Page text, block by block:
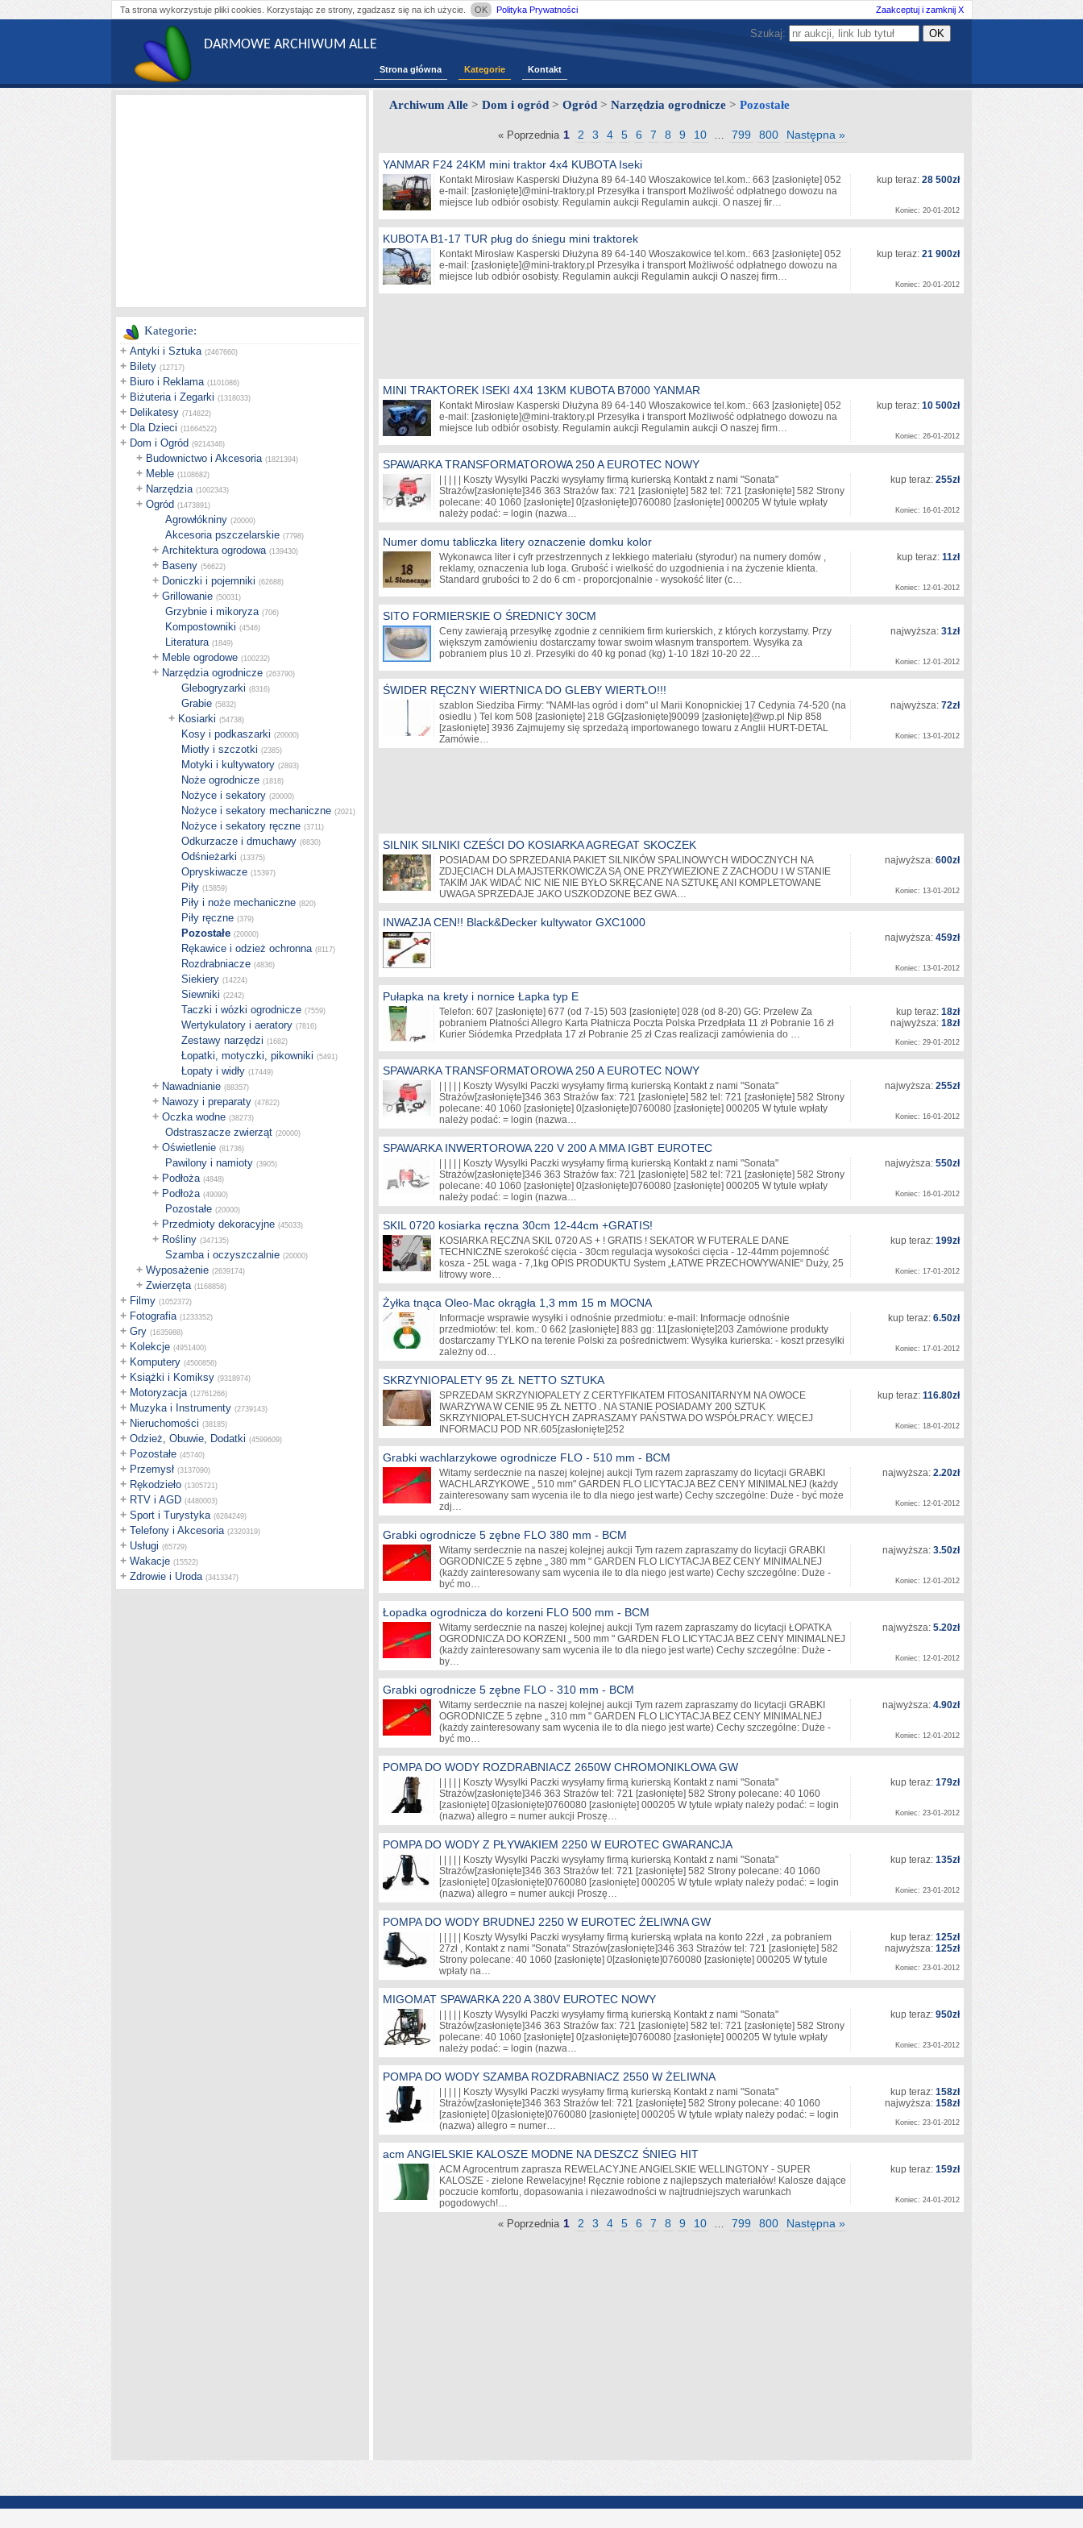
Ta strona wykorzystuje pliki cookies. Korzystając ze strony, zgadzasz się na ich użycie. OK Polityka Prywatności Zaakceptuj i zamknij X
DARMOWE ARCHIWUM ALLE
Strona główna Kategorie Kontakt
Szukaj:
Kategorie:
+ Antyki i Sztuka (2467660)
+ Bilety (12717)
+ Biuro i Reklama (1101086)
+ Biżuteria i Zegarki (1318033)
+ Delikatesy (714822)
+ Dla Dzieci (11664522)
+ Dom i Ogród (9214346)
+ Budownictwo i Akcesoria (1821394)
+ Meble (1108682)
+ Narzędzia (1002343)
+ Ogród (1473891)
Agrowłókniny (20000)
Akcesoria pszczelarskie (7798)
+ Architektura ogrodowa (139430)
+ Baseny (56622)
+ Doniczki i pojemniki (62688)
+ Grillowanie (50031)
Grzybnie i mikoryza (706)
Kompostowniki (4546)
Literatura (1849)
+ Meble ogrodowe (100232)
+ Narzędzia ogrodnicze (263790)
Glebogryzarki (8316)
Grabie (5832)
+ Kosiarki (54738)
Kosy i podkaszarki (20000)
Miotły i szczotki (2385)
Motyki i kultywatory (2893)
Noże ogrodnicze (1818)
Nożyce i sekatory (20000)
Nożyce i sekatory mechaniczne (2021)
Nożyce i sekatory ręczne (3711)
Odkurzacze i dmuchawy (6830)
Odśnieżarki (13375)
Opryskiwacze (15397)
Piły (15859)
Piły i noże mechaniczne (820)
Piły ręczne (379)
Pozostałe (20000)
Rękawice i odzież ochronna (8117)
Rozdrabniacze (4836)
Siekiery (14224)
Siewniki (2242)
Taczki i wózki ogrodnicze (7559)
Wertykulatory i aeratory (7816)
Zestawy narzędzi (1682)
Łopatki, motyczki, pikowniki (5491)
Łopaty i widły (17449)
+ Nawadnianie (88357)
+ Nawozy i preparaty (47822)
+ Oczka wodne (38273)
Odstraszacze zwierząt (20000)
+ Oświetlenie (81736)
Pawilony i namioty (3905)
+ Podłoża (4848)
+ Podłoża (49090)
Pozostałe (20000)
+ Przedmioty dekoracyjne (45033)
+ Rośliny (347135)
Szamba i oczyszczalnie (20000)
+ Wyposażenie (2639174)
+ Zwierzęta (1168858)
+ Filmy (1052372)
+ Fotografia (1233352)
+ Gry (1635988)
+ Kolekcje (4951400)
+ Komputery (4500856)
+ Książki i Komiksy (9318974)
+ Motoryzacja (12761266)
+ Muzyka i Instrumenty (2739143)
+ Nieruchomości (38185)
+ Odzież, Obuwie, Dodatki (4599609)
+ Pozostałe (45740)
+ Przemysł (3137090)
+ Rękodzieło (1305721)
+ RTV i AGD (4480003)
+ Sport i Turystyka (6284249)
+ Telefony i Akcesoria (2320319)
+ Usługi (65729)
+ Wakacje (15522)
+ Zdrowie i Uroda (3413347)
Archiwum Alle > Dom i ogród > Ogród > Narzędzia ogrodnicze > Pozostałe
« Poprzednia 1 2 3 4 5 6 7 8 9 10 … 799 800 Następna »
YANMAR F24 24KM mini traktor 4x4 KUBOTA Iseki
Kontakt Mirosław Kasperski Dłużyna 89 64-140 Włoszakowice tel.kom.: 663 [zasłonięte] 052
e-mail: [zasłonięte]@mini-traktory.pl Przesyłka i transport Możliwość odpłatnego dowozu na
miejsce lub odbiór osobisty. Regulamin aukcji Regulamin aukcji. O naszej fir…
kup teraz: 28 500zł
Koniec: 20-01-2012
KUBOTA B1-17 TUR pług do śniegu mini traktorek
Kontakt Mirosław Kasperski Dłużyna 89 64-140 Włoszakowice tel.kom.: 663 [zasłonięte] 052
e-mail: [zasłonięte]@mini-traktory.pl Przesyłka i transport Możliwość odpłatnego dowozu na
miejsce lub odbiór osobisty. Regulamin aukcji Regulamin aukcji O naszej firm…
kup teraz: 21 900zł
Koniec: 20-01-2012
MINI TRAKTOREK ISEKI 4X4 13KM KUBOTA B7000 YANMAR
Kontakt Mirosław Kasperski Dłużyna 89 64-140 Włoszakowice tel.kom.: 663 [zasłonięte] 052
e-mail: [zasłonięte]@mini-traktory.pl Przesyłka i transport Możliwość odpłatnego dowozu na
miejsce lub odbiór osobisty. Regulamin aukcji Regulamin aukcji O naszej firm…
kup teraz: 10 500zł
Koniec: 26-01-2012
SPAWARKA TRANSFORMATOROWA 250 A EUROTEC NOWY
| | | | | Koszty Wysylki Paczki wysyłamy firmą kurierską Kontakt z nami "Sonata"
Strażów[zasłonięte]346 363 Strażów fax: 721 [zasłonięte] 582 tel: 721 [zasłonięte] 582 Strony
polecane: 40 1060 [zasłonięte] 0[zasłonięte]0760080 [zasłonięte] 000205 W tytule wpłaty
należy podać: = login (nazwa…
kup teraz: 255zł
Koniec: 16-01-2012
Numer domu tabliczka litery oznaczenie domku kolor
Wykonawca liter i cyfr przestrzennych z lekkiego materiału (styrodur) na numery domów ,
reklamy, oznaczenia lub loga. Grubość i wielkość do uzgodnienia i na życzenie klienta.
Standard grubości to 2 do 6 cm - proporcjonalnie - wysokość liter (c…
kup teraz: 11zł
Koniec: 12-01-2012
SITO FORMIERSKIE O ŚREDNICY 30CM
Ceny zawierają przesyłkę zgodnie z cennikiem firm kurierskich, z których korzystamy. Przy
większym zamówieniu dostarczamy towar swoim własnym transportem. Wysyłka za
pobraniem plus 10 zł. Przesyłki do 40 kg ponad (kg) 1-10 18zł 10-20 22…
najwyższa: 31zł
Koniec: 12-01-2012
ŚWIDER RĘCZNY WIERTNICA DO GLEBY WIERTŁO!!!
szablon Siedziba Firmy: "NAMI-las ogród i dom" ul Marii Konopnickiej 17 Cedynia 74-520 (na
osiedlu ) Tel kom 508 [zasłonięte] 218 GG[zasłonięte]90099 [zasłonięte]@wp.pl Nip 858
[zasłonięte] 3936 Zajmujemy się sprzedażą importowanego towaru z Anglii HURT-DETAL
Zamówie…
najwyższa: 72zł
Koniec: 13-01-2012
SILNIK SILNIKI CZEŚCI DO KOSIARKA AGREGAT SKOCZEK
POSIADAM DO SPRZEDANIA PAKIET SILNIKÓW SPALINOWYCH WIDOCZNYCH NA
ZDJĘCIACH DLA MAJSTERKOWICZA SĄ ONE PRZYWIEZIONE Z ZACHODU I W STANIE
TAKIM JAK WIDAĆ NIC NIE NIE BYŁO SKRĘCANE NA SZTUKĘ ANI KOMPLETOWANE
UWAGA SPRZEDAJE JAKO USZKODZONE BEZ GWA…
najwyższa: 600zł
Koniec: 13-01-2012
INWAZJA CEN!! Black&Decker kultywator GXC1000
najwyższa: 459zł
Koniec: 13-01-2012
Pułapka na krety i nornice Łapka typ E
Telefon: 607 [zasłonięte] 677 (od 7-15) 503 [zasłonięte] 028 (od 8-20) GG: Przelew Za
pobraniem Płatności Allegro Karta Płatnicza Poczta Polska Przedpłata 11 zł Pobranie 16 zł
Kurier Siódemka Przedpłata 17 zł Pobranie 25 zł Czas realizacji zamówienia do …
kup teraz: 18zł
najwyższa: 18zł
Koniec: 29-01-2012
SPAWARKA TRANSFORMATOROWA 250 A EUROTEC NOWY
| | | | | Koszty Wysylki Paczki wysyłamy firmą kurierską Kontakt z nami "Sonata"
Strażów[zasłonięte]346 363 Strażów fax: 721 [zasłonięte] 582 tel: 721 [zasłonięte] 582 Strony
polecane: 40 1060 [zasłonięte] 0[zasłonięte]0760080 [zasłonięte] 000205 W tytule wpłaty
należy podać: = login (nazwa…
najwyższa: 255zł
Koniec: 16-01-2012
SPAWARKA INWERTOROWA 220 V 200 A MMA IGBT EUROTEC
| | | | | Koszty Wysylki Paczki wysyłamy firmą kurierską Kontakt z nami "Sonata"
Strażów[zasłonięte]346 363 Strażów fax: 721 [zasłonięte] 582 tel: 721 [zasłonięte] 582 Strony
polecane: 40 1060 [zasłonięte] 0[zasłonięte]0760080 [zasłonięte] 000205 W tytule wpłaty
należy podać: = login (nazwa…
najwyższa: 550zł
Koniec: 16-01-2012
SKIL 0720 kosiarka ręczna 30cm 12-44cm +GRATIS!
KOSIARKA RĘCZNA SKIL 0720 AS + ! GRATIS ! SEKATOR W FUTERALE DANE
TECHNICZNE szerokość cięcia - 30cm regulacja wysokości cięcia - 12-44mm pojemność
kosza - 25L waga - 7,1kg OPIS PRODUKTU System „ŁATWE PRZECHOWYWANIE“ Duży, 25
litrowy wore…
kup teraz: 199zł
Koniec: 17-01-2012
Żyłka tnąca Oleo-Mac okrągła 1,3 mm 15 m MOCNA
Informacje wsprawie wysyłki i odnośnie przedmiotu: e-mail: Informacje odnośnie
przedmiotów: tel. kom.: 0 662 [zasłonięte] 883 gg: 11 [zasłonięte]203 Zamówione produkty
dostarczamy TYLKO na terenie Polski za pośrednictwem: Wysyłka kurierska: - koszt przesyłki
zależny od…
kup teraz: 6.50zł
Koniec: 17-01-2012
SKRZYNIOPALETY 95 ZŁ NETTO SZTUKA
SPRZEDAM SKRZYNIOPALETY Z CERTYFIKATEM FITOSANITARNYM NA OWOCE
IWARZYWA W CENIE 95 ZŁ NETTO . NA STANIE POSIADAMY 200 SZTUK
SKRZYNIOPALET-SUCHYCH ZAPRASZAMY PAŃSTWA DO WSPÓŁPRACY. WIĘCEJ
INFORMACIJ POD NR.605 [zasłonięte]252
kup teraz: 116.80zł
Koniec: 18-01-2012
Grabki wachlarzykowe ogrodnicze FLO - 510 mm - BCM
Witamy serdecznie na naszej kolejnej aukcji Tym razem zapraszamy do licytacji GRABKI
WACHLARZYKOWE „ 510 mm" GARDEN FLO LICYTACJA BEZ CENY MINIMALNEJ (każdy
zainteresowany sam wycenia ile to dla niego jest warte) Cechy szczególne: Duże - być może
zdj…
najwyższa: 2.20zł
Koniec: 12-01-2012
Grabki ogrodnicze 5 zębne FLO 380 mm - BCM
Witamy serdecznie na naszej kolejnej aukcji Tym razem zapraszamy do licytacji GRABKI
OGRODNICZE 5 zębne „ 380 mm " GARDEN FLO LICYTACJA BEZ CENY MINIMALNEJ
(każdy zainteresowany sam wycenia ile to dla niego jest warte) Cechy szczególne: Duże -
być mo…
najwyższa: 3.50zł
Koniec: 12-01-2012
Łopadka ogrodnicza do korzeni FLO 500 mm - BCM
Witamy serdecznie na naszej kolejnej aukcji Tym razem zapraszamy do licytacji ŁOPATKA
OGRODNICZA DO KORZENI „ 500 mm " GARDEN FLO LICYTACJA BEZ CENY MINIMALNEJ
(każdy zainteresowany sam wycenia ile to dla niego jest warte) Cechy szczególne: Duże -
by…
najwyższa: 5.20zł
Koniec: 12-01-2012
Grabki ogrodnicze 5 zębne FLO - 310 mm - BCM
Witamy serdecznie na naszej kolejnej aukcji Tym razem zapraszamy do licytacji GRABKI
OGRODNICZE 5 zębne „ 310 mm " GARDEN FLO LICYTACJA BEZ CENY MINIMALNEJ
(każdy zainteresowany sam wycenia ile to dla niego jest warte) Cechy szczególne: Duże -
być mo…
najwyższa: 4.90zł
Koniec: 12-01-2012
POMPA DO WODY ROZDRABNIACZ 2650W CHROMONIKLOWA GW
| | | | | Koszty Wysylki Paczki wysyłamy firmą kurierską Kontakt z nami "Sonata"
Strażów[zasłonięte]346 363 Strażów tel: 721 [zasłonięte] 582 Strony polecane: 40 1060
[zasłonięte] 0[zasłonięte]0760080 [zasłonięte] 000205 W tytule wpłaty należy podać: = login
(nazwa) allegro = numer aukcji Proszę…
kup teraz: 179zł
Koniec: 23-01-2012
POMPA DO WODY Z PŁYWAKIEM 2250 W EUROTEC GWARANCJA
| | | | | Koszty Wysylki Paczki wysyłamy firmą kurierską Kontakt z nami "Sonata"
Strażów[zasłonięte]346 363 Strażów tel: 721 [zasłonięte] 582 Strony polecane: 40 1060
[zasłonięte] 0[zasłonięte]0760080 [zasłonięte] 000205 W tytule wpłaty należy podać: = login
(nazwa) allegro = numer aukcji Proszę…
kup teraz: 135zł
Koniec: 23-01-2012
POMPA DO WODY BRUDNEJ 2250 W EUROTEC ŻELIWNA GW
| | | | | Koszty Wysylki Paczki wysyłamy firmą kurierską wpłata na konto 22zł , za pobraniem
27zł , Kontakt z nami "Sonata" Strazów[zasłonięte]346 363 Strażów tel: 721 [zasłonięte] 582
Strony polecane: 40 1060 [zasłonięte] 0[zasłonięte]0760080 [zasłonięte] 000205 W tytule
wpłaty na…
kup teraz: 125zł
najwyższa: 125zł
Koniec: 23-01-2012
MIGOMAT SPAWARKA 220 A 380V EUROTEC NOWY
| | | | | Koszty Wysylki Paczki wysyłamy firmą kurierską Kontakt z nami "Sonata"
Strażów[zasłonięte]346 363 Strażów fax: 721 [zasłonięte] 582 tel: 721 [zasłonięte] 582 Strony
polecane: 40 1060 [zasłonięte] 0[zasłonięte]0760080 [zasłonięte] 000205 W tytule wpłaty
należy podać: = login (nazwa…
kup teraz: 950zł
Koniec: 23-01-2012
POMPA DO WODY SZAMBA ROZDRABNIACZ 2550 W ŻELIWNA
| | | | | Koszty Wysylki Paczki wysyłamy firmą kurierską Kontakt z nami "Sonata"
Strażów[zasłonięte]346 363 Strażów tel: 721 [zasłonięte] 582 Strony polecane: 40 1060
[zasłonięte] 0[zasłonięte]0760080 [zasłonięte] 000205 W tytule wpłaty należy podać: = login
(nazwa) allegro = numer…
kup teraz: 158zł
najwyższa: 158zł
Koniec: 23-01-2012
acm ANGIELSKIE KALOSZE MODNE NA DESZCZ ŚNIEG HIT
ACM Agrocentrum zaprasza REWELACYJNE ANGIELSKIE WELLINGTONY - SUPER
KALOSZE - zielone Rewelacyjne! Ręcznie robione z najlepszych materiałów! Kalosze dające
poczucie komfortu, dopasowania i niezawodności w najtrudniejszych warunkach
pogodowych!…
kup teraz: 159zł
Koniec: 24-01-2012
« Poprzednia 1 2 3 4 5 6 7 8 9 10 … 799 800 Następna »